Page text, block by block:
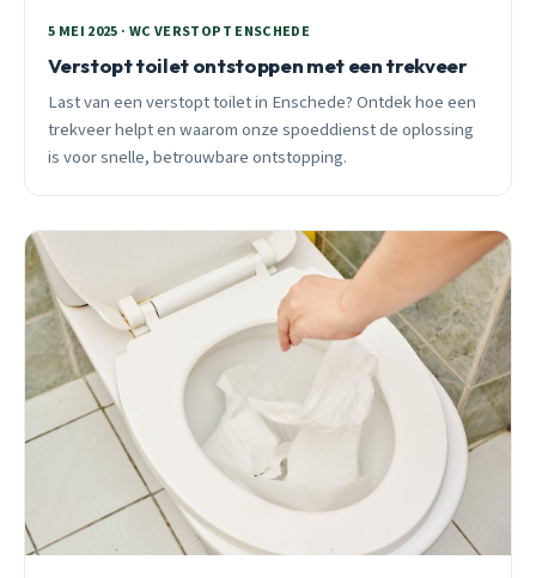
5 MEI 2025 · WC VERSTOPT ENSCHEDE
Verstopt toilet ontstoppen met een trekveer
Last van een verstopt toilet in Enschede? Ontdek hoe een
trekveer helpt en waarom onze spoeddienst de oplossing
is voor snelle, betrouwbare ontstopping.